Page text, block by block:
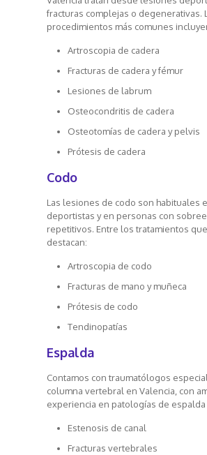
fracturas complejas o degenerativas.
procedimientos más comunes
Artroscopia de cadera
Fracturas de cadera y fémur
Lesiones de labrum
Osteocondritis de cadera
Osteotomías de cadera y pelvis
Prótesis de cadera
Codo
Las lesiones de codo son habituales
deportistas y en personas con
repetitivos. Entre los tratamientos
destacan:
Artroscopia de codo
Fracturas de mano y muñeca
Prótesis de codo
Tendinopatías
Espalda
Contamos con traumatólogos
columna vertebral en Valencia, con
experiencia en patologías de espalda
Estenosis de canal
Fracturas vertebrales